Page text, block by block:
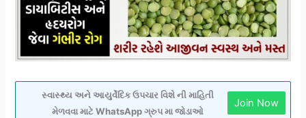
સ્વાસ્થ્ય અને આયુર્વેદિક ઉપચાર વિશે ની માહિતી
મેળવવા માટે WhatsApp ગ્રુપ મા જોડાઓ
Join Now